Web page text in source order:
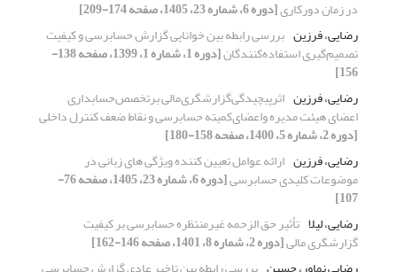
در زمان دورکاری[دوره 6، شماره 23، 1405، صفحه 174-209]
رضایی، فرزین بررسی رابطه بین خوانایی گزارش‌ حسابرسی و کیفیت
تصمیم‌گیری استفاده‌کنندگان [دوره 1، شماره 1، 1399، صفحه 138-
156]
رضایی، فرزین اثرپیچیدگی‌گزارشگری‌مالی برتخصص‌حسابداری
اعضای هیئت مدیره واعضای‌کمیته حسابرسی و نقاط ضعف کنترل داخلی
[دوره 2، شماره 5، 1400، صفحه 158-180]
رضایی، فرزین ارائه عوامل تعیین کننده ویژگی های زبانی در
موضوعات کلیدی حسابرسی [دوره 6، شماره 23، 1405، صفحه 76-
107]
رضایی، لیلا تأثیر حق الزحمه غیرمنتظره حسابرسی بر کیفیت
گزارشگری مالی[دوره 2، شماره 8، 1401، صفحه 146-162]